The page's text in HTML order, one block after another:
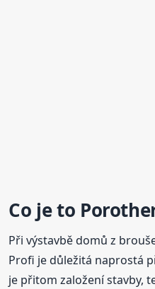
Co je to
Při výstavbě domů z
Profi je důležitá naprostá
je přitom založení stavby,